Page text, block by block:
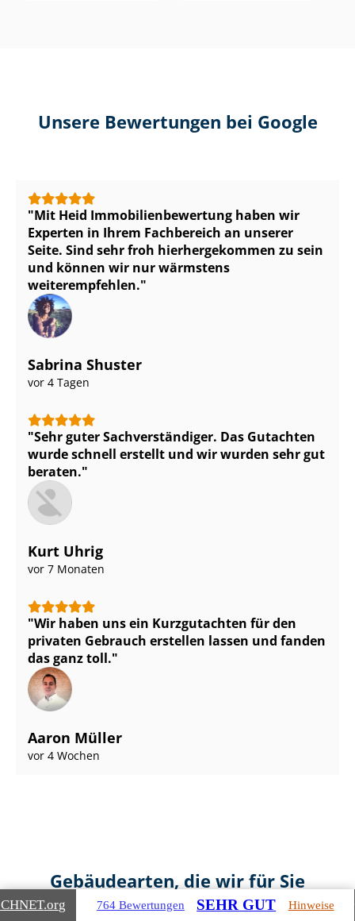
Unsere Bewertungen bei Google
Mit Heid Im­mo­bi­li­en­be­wer­tung haben wir
Experten in Ihrem Fachbereich an unserer
Seite. Sind sehr froh hierhergekommen zu sein
und können wir nur wärmstens
weiterempfehlen.
Sabrina Shuster
vor 4 Tagen
Sehr guter Sach­ver­stän­di­ger. Das Gutachten
wurde schnell erstellt und wir wurden sehr gut
beraten.
Kurt Uhrig
vor 7 Monaten
Wir haben uns ein Kurzgutachten für den
privaten Gebrauch erstellen lassen und fanden
das ganz toll.
Aaron Müller
vor 4 Wochen
Gebäudearten, die wir für Sie
bewerten
.org 764 Bewertungen SEHR GUT Hinweise